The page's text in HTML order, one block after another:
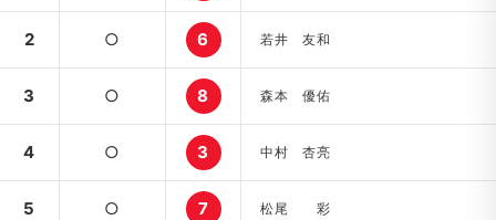
2 ○ 6 若井 友和
3 ○ 8 森本 優佑
4 ○ 3 中村 杏亮
5 ○ 7 松尾 彩